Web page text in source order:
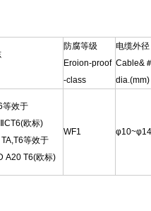
防腐等级
Eroion-proof
-class
电缆外径
Cable&
dia.(mm)
等效于
欧标)
等效于
A20 T6(欧标)
WF1 φ10~φ14